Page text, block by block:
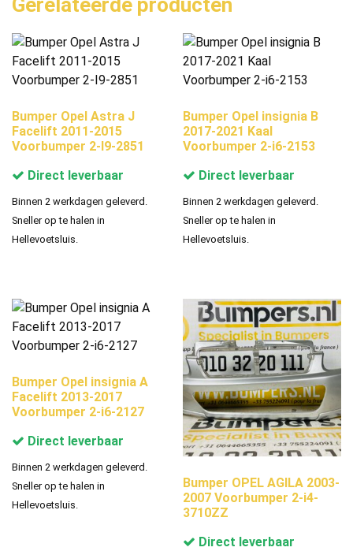
Bumper Opel Astra J
Facelift 2011-2015
Voorbumper 2-I9-2851
Direct leverbaar
Binnen 2 werkdagen geleverd.
Sneller op te halen in
Hellevoetsluis.
Bumper Opel insignia B
2017-2021 Kaal
Voorbumper 2-i6-2153
Direct leverbaar
Binnen 2 werkdagen geleverd.
Sneller op te halen in
Hellevoetsluis.
Bumper Opel insignia A
Facelift 2013-2017
Voorbumper 2-i6-2127
Direct leverbaar
Binnen 2 werkdagen geleverd.
Sneller op te halen in
Hellevoetsluis.
Bumper OPEL AGILA 2003-
2007 Voorbumper 2-i4-
3710ZZ
Direct leverbaar